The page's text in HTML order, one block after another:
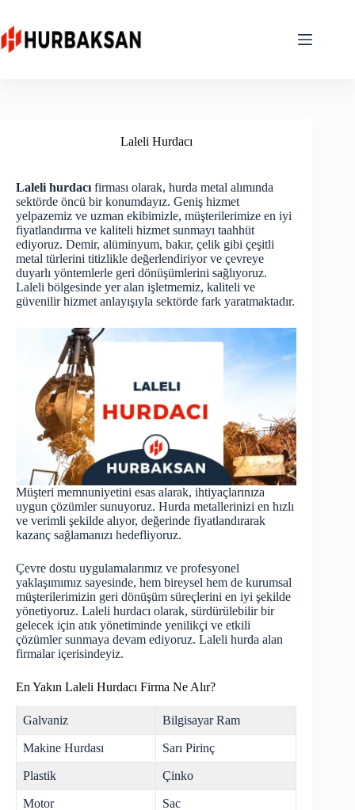
content
Laleli Hurdacı
Laleli hurdacı firması olarak, hurda metal alımında
sektörde öncü bir konumdayız. Geniş hizmet
yelpazemiz ve uzman ekibimizle, müşterilerimize en iyi
fiyatlandırma ve kaliteli hizmet sunmayı taahhüt
ediyoruz. Demir, alüminyum, bakır, çelik gibi çeşitli
metal türlerini titizlikle değerlendiriyor ve çevreye
duyarlı yöntemlerle geri dönüşümlerini sağlıyoruz.
Laleli bölgesinde yer alan işletmemiz, kaliteli ve
güvenilir hizmet anlayışıyla sektörde fark yaratmaktadır.
Müşteri memnuniyetini esas alarak, ihtiyaçlarınıza
uygun çözümler sunuyoruz. Hurda metallerinizi en hızlı
ve verimli şekilde alıyor, değerinde fiyatlandırarak
kazanç sağlamanızı hedefliyoruz.
Çevre dostu uygulamalarımız ve profesyonel
yaklaşımımız sayesinde, hem bireysel hem de kurumsal
müşterilerimizin geri dönüşüm süreçlerini en iyi şekilde
yönetiyoruz. Laleli hurdacı olarak, sürdürülebilir bir
gelecek için atık yönetiminde yenilikçi ve etkili
çözümler sunmaya devam ediyoruz. Laleli hurda alan
firmalar içerisindeyiz.
En Yakın Laleli Hurdacı Firma Ne Alır?
Galvaniz Bilgisayar Ram
Makine Hurdası Sarı Pirinç
Plastik Çinko
Motor Sac